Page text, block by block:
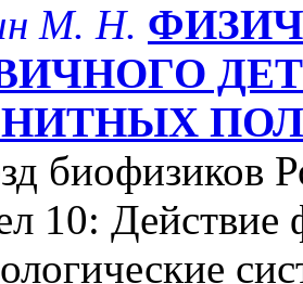
М. Н.
биофизиков
10: